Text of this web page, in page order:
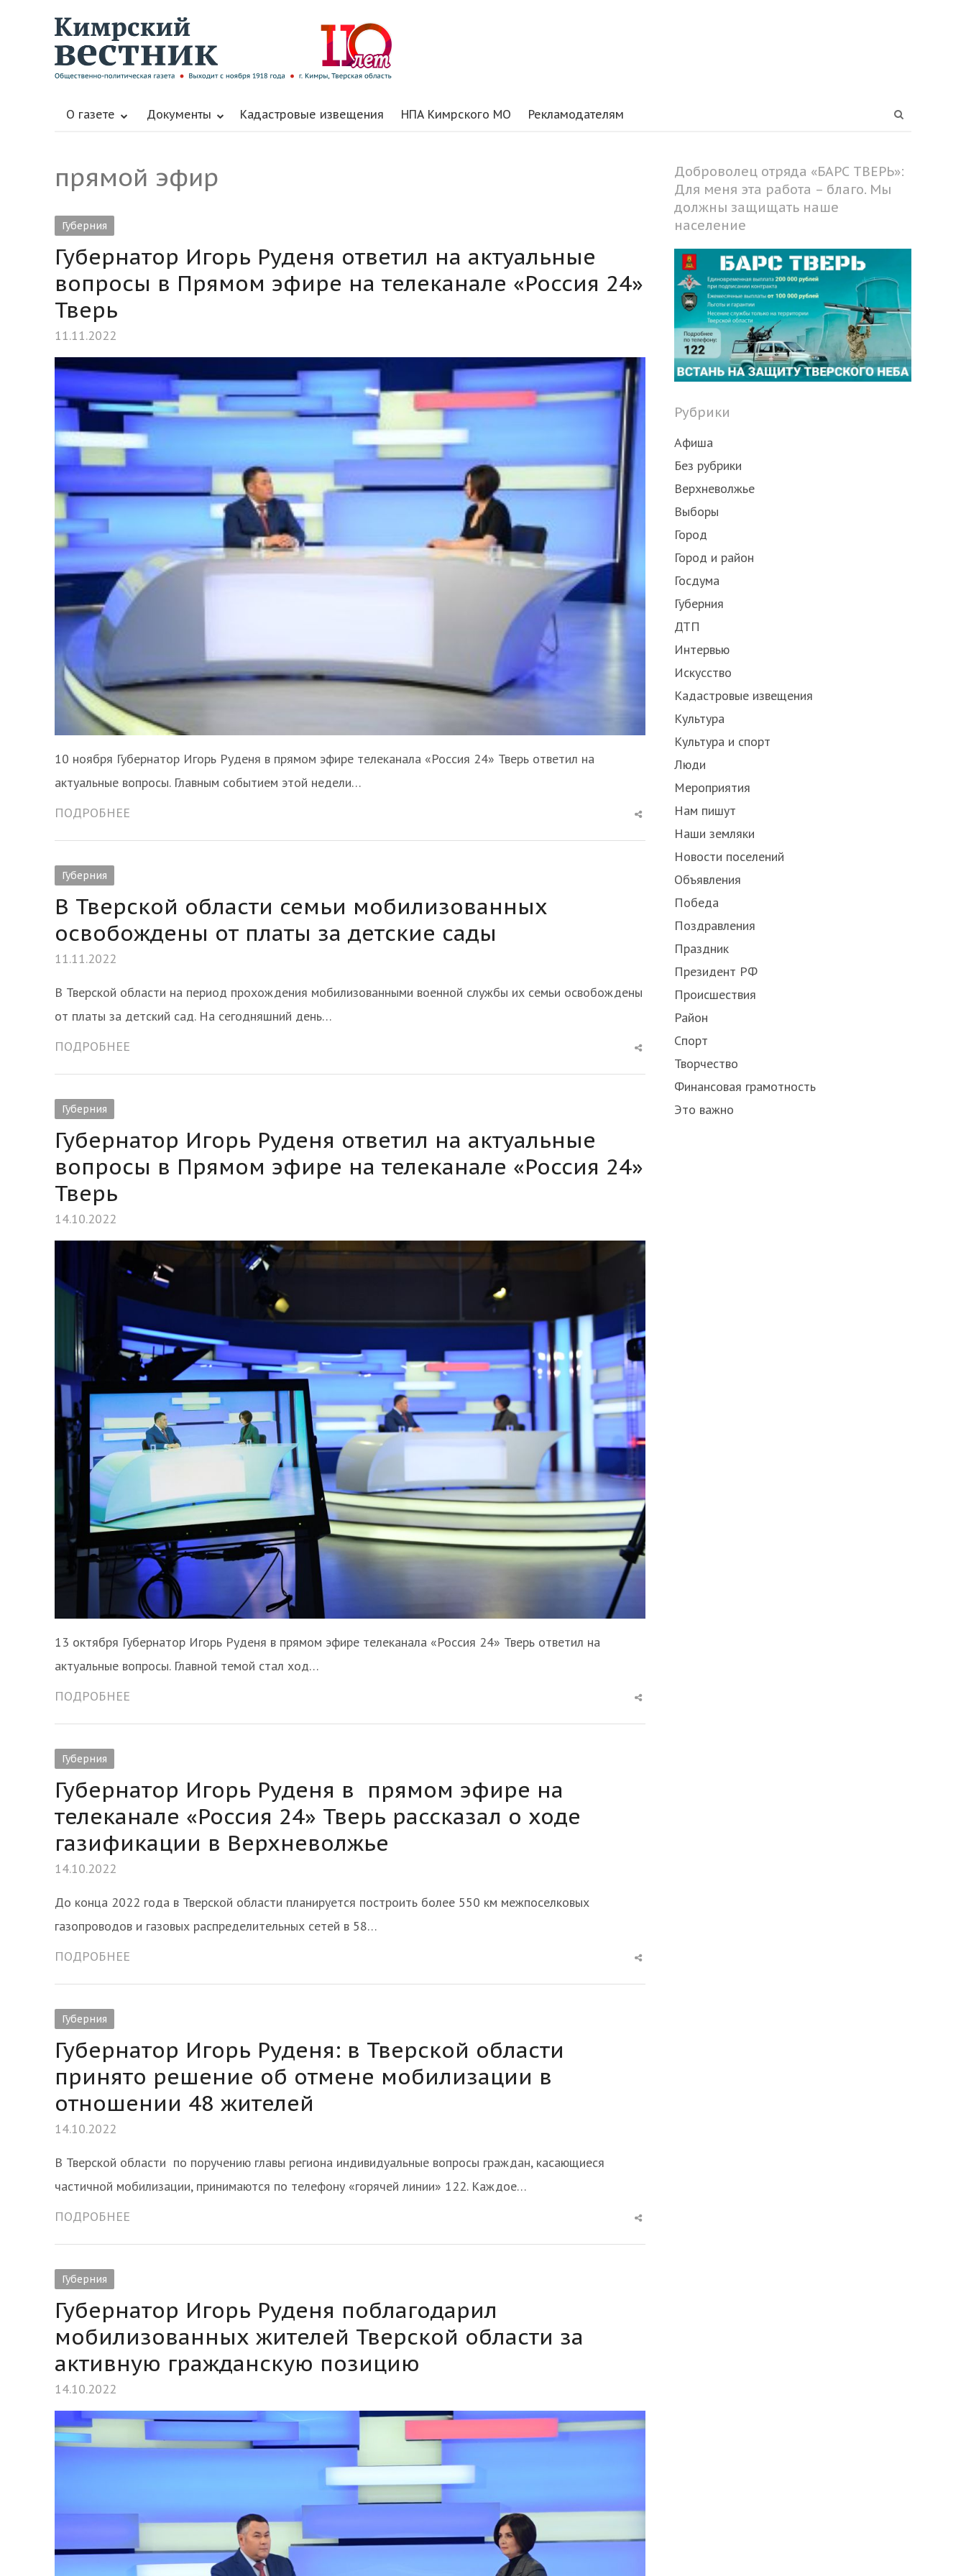
О газете Документы Кадастровые извещения НПА Кимрского МО Рекламодателям
прямой эфир
Губерния
Губернатор Игорь Руденя ответил на актуальные
вопросы в Прямом эфире на телеканале «Россия 24»
Тверь
11.11.2022
10 ноября Губернатор Игорь Руденя в прямом эфире телеканала «Россия 24» Тверь ответил на
актуальные вопросы. Главным событием этой недели…
ПОДРОБНЕЕ
Share
post
Губерния
В Тверской области семьи мобилизованных
освобождены от платы за детские сады
11.11.2022
В Тверской области на период прохождения мобилизованными военной службы их семьи освобождены
от платы за детский сад. На сегодняшний день…
ПОДРОБНЕЕ
Share
post
Губерния
Губернатор Игорь Руденя ответил на актуальные
вопросы в Прямом эфире на телеканале «Россия 24»
Тверь
14.10.2022
13 октября Губернатор Игорь Руденя в прямом эфире телеканала «Россия 24» Тверь ответил на
актуальные вопросы. Главной темой стал ход…
ПОДРОБНЕЕ
Share
post
Губерния
Губернатор Игорь Руденя в прямом эфире на
телеканале «Россия 24» Тверь рассказал о ходе
газификации в Верхневолжье
14.10.2022
До конца 2022 года в Тверской области планируется построить более 550 км межпоселковых
газопроводов и газовых распределительных сетей в 58…
ПОДРОБНЕЕ
Share
post
Губерния
Губернатор Игорь Руденя: в Тверской области
принято решение об отмене мобилизации в
отношении 48 жителей
14.10.2022
В Тверской области по поручению главы региона индивидуальные вопросы граждан, касающиеся
частичной мобилизации, принимаются по телефону «горячей линии» 122. Каждое…
ПОДРОБНЕЕ
Share
post
Губерния
Губернатор Игорь Руденя поблагодарил
мобилизованных жителей Тверской области за
активную гражданскую позицию
14.10.2022
Доброволец отряда «БАРС ТВЕРЬ»:
Для меня эта работа – благо. Мы
должны защищать наше
население
Рубрики
Афиша
Без рубрики
Верхневолжье
Выборы
Город
Город и район
Госдума
Губерния
ДТП
Интервью
Искусство
Кадастровые извещения
Культура
Культура и спорт
Люди
Мероприятия
Нам пишут
Наши земляки
Новости поселений
Объявления
Победа
Поздравления
Праздник
Президент РФ
Происшествия
Район
Спорт
Творчество
Финансовая грамотность
Это важно